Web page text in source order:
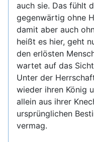
auch sie. Das fühlt
gegenwärtig ohne
damit aber auch
heißt es hier, geht
den erlösten
wartet auf das
Unter der
wieder ihren König
allein aus ihrer
ursprünglichen
vermag.